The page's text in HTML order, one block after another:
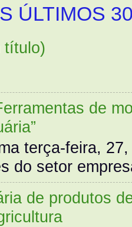
ÚLTIMOS
título)
de
terça-feira,
do setor
de produtos